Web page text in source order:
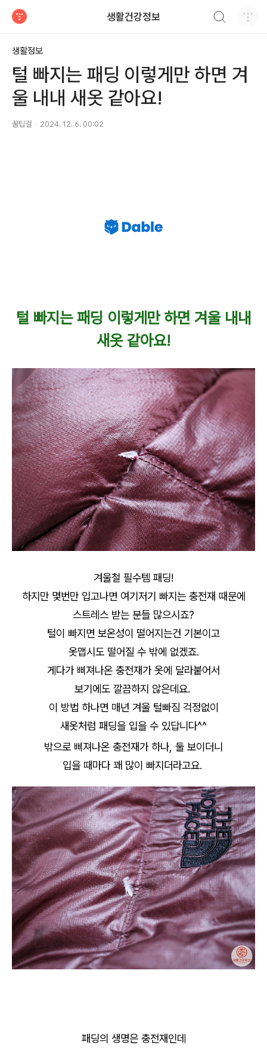
생활건강정보
생활정보
털 빠지는 패딩 이렇게만 하면 겨
울 내내 새옷 같아요!
꿀팁걸 2024. 12. 6. 00:02
털 빠지는 패딩 이렇게만 하면 겨울 내내
새옷 같아요!
겨울철 필수템 패딩!
하지만 몇번만 입고나면 여기저기 빠지는 충전재 때문에
스트레스 받는 분들 많으시죠?
털이 빠지면 보온성이 떨어지는건 기본이고
옷맵시도 떨어질 수 밖에 없겠죠.
게다가 삐져나온 충전재가 옷에 달라붙어서
보기에도 깔끔하지 않은데요.
이 방법 하나면 매년 겨울 털빠짐 걱정없이
새옷처럼 패딩을 입을 수 있답니다^^
밖으로 삐져나온 충전재가 하나, 둘 보이더니
입을 때마다 꽤 많이 빠지더라고요.
패딩의 생명은 충전재인데